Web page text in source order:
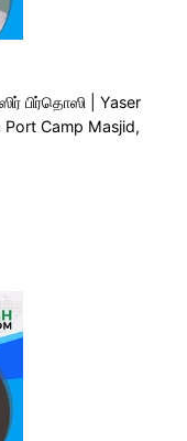
பிர்தொஸி | Yaser
Camp Masjid,